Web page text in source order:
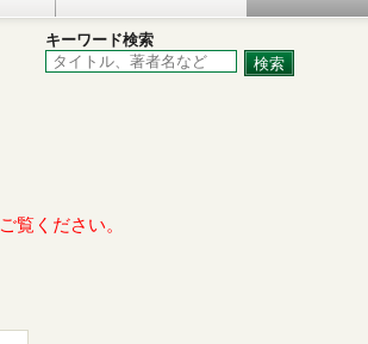
キーワード検索
覧ください。